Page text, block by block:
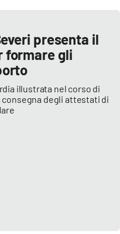
presenta il
formare gli
illustrata nel corso di
consegna degli attestati di